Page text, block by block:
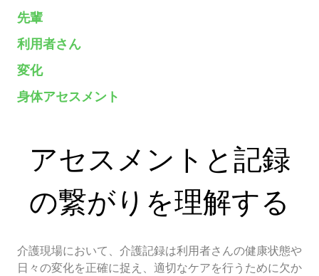
先輩
利用者さん
変化
身体アセスメント
アセスメントと記録
の繋がりを理解する
介護現場において、介護記録は利用者さんの健康状態や
日々の変化を正確に捉え、適切なケアを行うために欠か